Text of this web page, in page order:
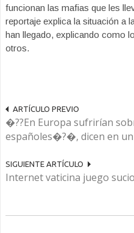
funcionan las mafias que les
reportaje explica la situación a
han llegado, explicando como
otros.
ARTÍCULO PREVIO
�??En Europa sufrirían
españoles�?�, dicen en
SIGUIENTE ARTÍCULO
Internet vaticina juego